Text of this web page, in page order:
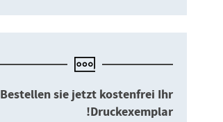
Bestellen sie jetzt kostenfrei Ihr
Druckexemplar!